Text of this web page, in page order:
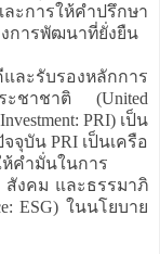
ะการให้คำปรึกษา
งการพัฒนาที่ยั่งยืน
ละรับรองหลักการ
ะชาชาติ (United
PRI) เป็น
จุบัน PRI เป็นเครือ
คำมั่นในการ
สังคม และธรรมาภิ
ESG) ในนโยบาย